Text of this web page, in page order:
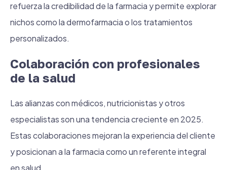
refuerza la credibilidad de la farmacia y permite explorar
nichos como la dermofarmacia o los tratamientos
personalizados.
Colaboración con profesionales
de la salud
Las alianzas con médicos, nutricionistas y otros
especialistas son una tendencia creciente en 2025.
Estas colaboraciones mejoran la experiencia del cliente
y posicionan a la farmacia como un referente integral
en salud.